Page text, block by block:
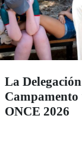
La
ONCE 2026